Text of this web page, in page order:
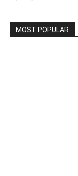
MOST POPULAR